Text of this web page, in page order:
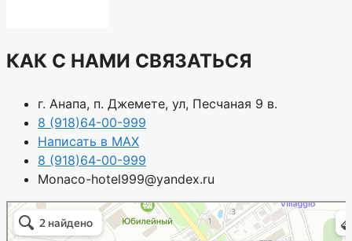
КАК С НАМИ СВЯЗАТЬСЯ
г. Анапа, п. Джемете, ул, Песчаная 9 в.
8 (918)64-00-999
Написать в MAX
8 (918)64-00-999
Monaco-hotel999@yandex.ru
Анапа
Песчаная улица, 9В — Яндекс.Карты